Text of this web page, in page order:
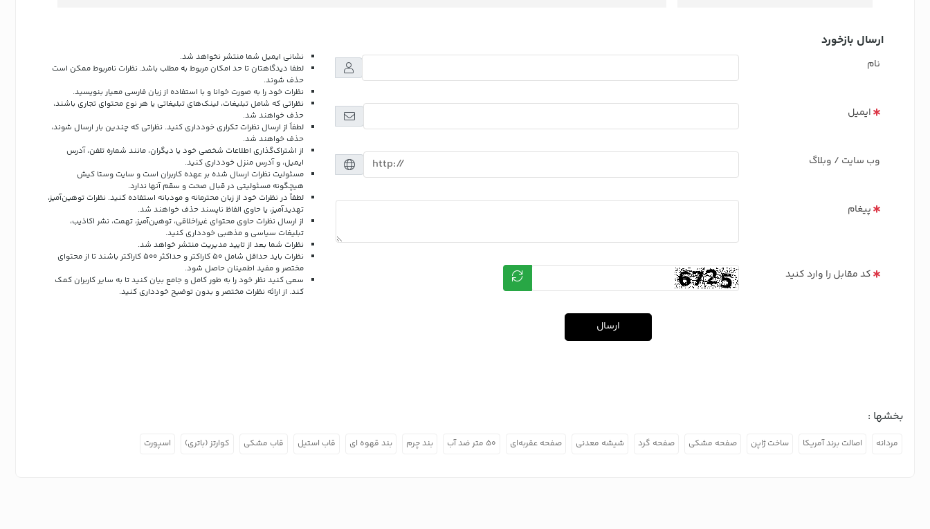
ارسال بازخورد
نام
ایمیل
وب سایت / وبلاگ
پیغام
کد مقابل را وارد کنید
ارسال
نشانی ایمیل شما منتشر نخواهد شد.
لطفا دیدگاهتان تا حد امکان مربوط به مطلب باشد. نظرات نامربوط ممکن است
حذف شوند.
نظرات خود را به صورت خوانا و با استفاده از زبان فارسی معیار بنویسید.
نظراتی که شامل تبلیغات، لینک‌های تبلیغاتی یا هر نوع محتوای تجاری باشند،
حذف خواهند شد.
لطفاً از ارسال نظرات تکراری خودداری کنید. نظراتی که چندین بار ارسال شوند،
حذف خواهند شد.
از اشتراک‌گذاری اطلاعات شخصی خود یا دیگران، مانند شماره تلفن، آدرس
ایمیل، و آدرس منزل خودداری کنید.
مسئولیت نظرات ارسال شده بر عهده کاربران است و سایت وستا کیش
هیچگونه مسئولیتی در قبال صحت و سقم آنها ندارد.
لطفاً در نظرات خود از زبان محترمانه و مودبانه استفاده کنید. نظرات توهین‌آمیز،
تهدیدآمیز، یا حاوی الفاظ ناپسند حذف خواهند شد.
از ارسال نظرات حاوی محتوای غیراخلاقی، توهین‌آمیز، تهمت، نشر اکاذیب،
تبلیغات سیاسی و مذهبی خودداری کنید.
نظرات شما بعد از تایید مدیریت منتشر خواهد شد.
نظرات باید حداقل شامل 50 کاراکتر و حداکثر 500 کاراکتر باشند تا از محتوای
مختصر و مفید اطمینان حاصل شود.
سعی کنید نظر خود را به طور کامل و جامع بیان کنید تا به سایر کاربران کمک
کند. از ارائه نظرات مختصر و بدون توضیح خودداری کنید.
بخشها :
مردانه اصالت برند آمریکا ساخت ژاپن صفحه مشکی صفحه گرد شیشه معدنی صفحه عقربه‌ای ۵۰ متر ضد آب بند چرم بند قهوه ای قاب استیل قاب مشکی کوارتز (باتری) اسپورت